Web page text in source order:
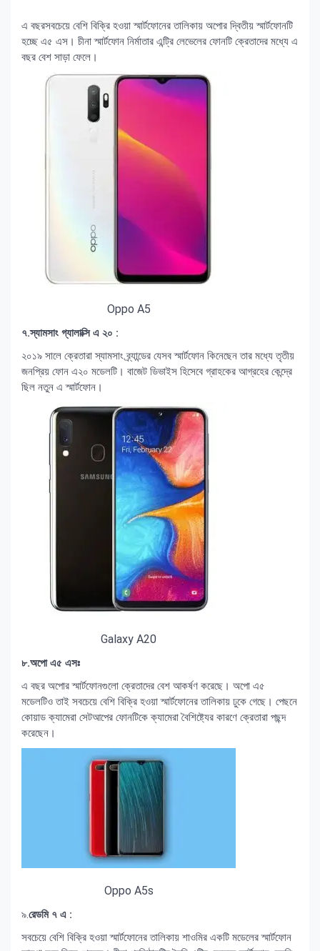
এ বছরসবচেয়ে বেশি বিক্রি হওয়া স্মার্টফোনের তালিকায় অপোর দ্বিতীয় স্মার্টফোনটি
হচ্ছে এ৫ এস। চীনা স্মার্টফোন নির্মাতার এন্ট্রি লেভেলের ফোনটি ক্রেতাদের মধ্যে এ
বছর বেশ সাড়া ফেলে।
Oppo A5
৭.স্যামসাং গ্যালাক্সি এ ২০ :
২০১৯ সালে ক্রেতারা স্যামসাং ব্র্যান্ডের যেসব স্মার্টফোন কিনেছেন তার মধ্যে তৃতীয়
জনপ্রিয় ফোন এ২০ মডেলটি। বাজেট ডিভাইস হিসেবে গ্রাহকের আগ্রহের কেন্দ্রে
ছিল নতুন এ স্মার্টফোন।
Galaxy A20
৮.অপো এ৫ এসঃ
এ বছর অপোর স্মার্টফোনগুলো ক্রেতাদের বেশ আকর্ষণ করেছে। অপো এ৫
মডেলটিও তাই সবচেয়ে বেশি বিক্রি হওয়া স্মার্টফোনের তালিকায় ঢুকে গেছে। পেছনে
কোয়াড ক্যামেরা সেটআপের ফোনটিকে ক্যামেরা বৈশিষ্ট্যের কারণে ক্রেতারা পছন্দ
করেছেন।
Oppo A5s
৯.রেডমি ৭ এ :
সবচেয়ে বেশি বিক্রি হওয়া স্মার্টফোনের তালিকায় শাওমির একটি মডেলের স্মার্টফোন